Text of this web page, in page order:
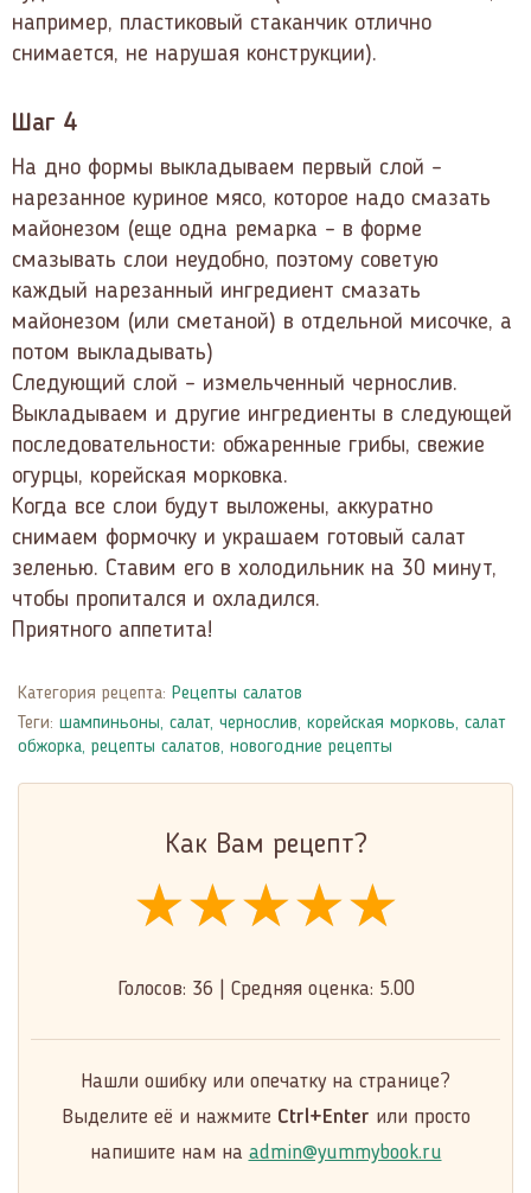
например, пластиковый стаканчик отлично
снимается, не нарушая конструкции).
Шаг 4
На дно формы выкладываем первый слой –
нарезанное куриное мясо, которое надо смазать
майонезом (еще одна ремарка – в форме
смазывать слои неудобно, поэтому советую
каждый нарезанный ингредиент смазать
майонезом (или сметаной) в отдельной мисочке, а
потом выкладывать)
Следующий слой – измельченный чернослив.
Выкладываем и другие ингредиенты в следующей
последовательности: обжаренные грибы, свежие
огурцы, корейская морковка.
Когда все слои будут выложены, аккуратно
снимаем формочку и украшаем готовый салат
зеленью. Ставим его в холодильник на 30 минут,
чтобы пропитался и охладился.
Приятного аппетита!
Категория рецепта: Рецепты салатов
Теги: шампиньоны, салат, чернослив, корейская морковь, салат
обжорка, рецепты салатов, новогодние рецепты
Как Вам рецепт?
★★★★★
★★★★★
★★★★★
Голосов: 36 Средняя оценка: 5.00
Нашли ошибку или опечатку на странице?
Выделите её и нажмите Ctrl+Enter или просто
напишите нам на admin@yummybook.ru